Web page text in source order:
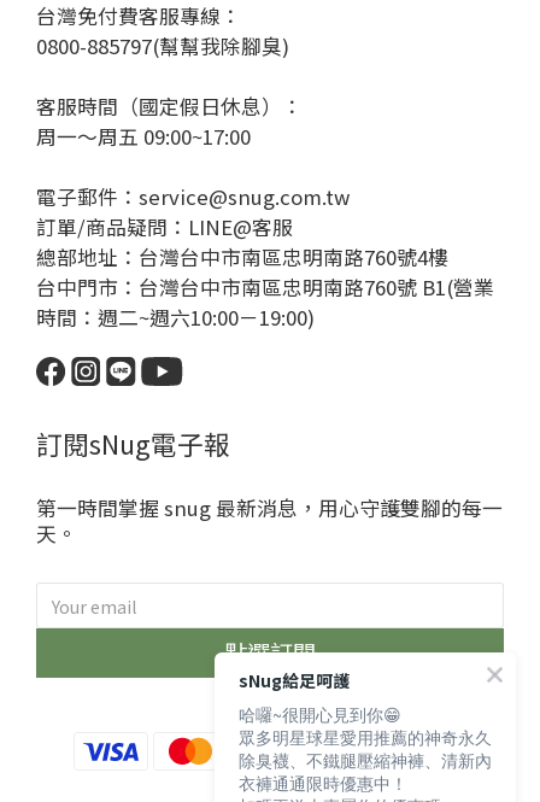
台灣免付費客服專線：
0800-885797(幫幫我除腳臭)
客服時間（國定假日休息）：
周一～周五 09:00~17:00
電子郵件：service@snug.com.tw
訂單/商品疑問： LINE@客服
總部地址：台灣台中市南區忠明南路760號4樓
台中門市：台灣台中市南區忠明南路760號 B1(營業
時間：週二~週六10:00－19:00)
訂閱sNug電子報
第一時間掌握 snug 最新消息，用心守護雙腳的每一
天。
點選訂閱
sNug給足呵護
哈囉~很開心見到你😁
眾多明星球星愛用推薦的神奇永久
除臭襪、不鐵腿壓縮神褲、清新內
衣褲通通限時優惠中！